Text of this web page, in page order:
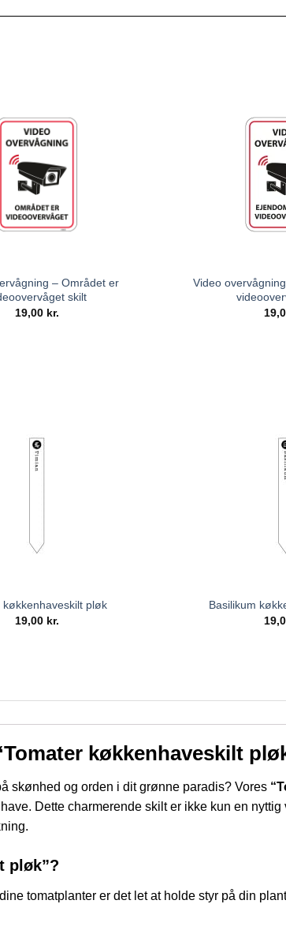
– Området er
skilt
19,00 kr.
Video
køkkenhaveskilt pløk
19,00 kr.
Basilikum
køkkenhaveskilt
skønhed og orden i dit grønne paradis? Vores
Dette charmerende skilt er ikke kun en
pløk”?
tomatplanter er det let at holde styr på din